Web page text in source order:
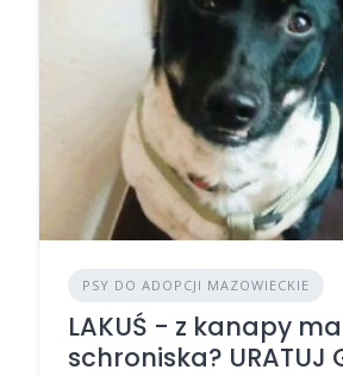
PSY DO ADOPCJI MAZOWIECKIE
LAKUŚ - z kanapy
schroniska? URATUJ